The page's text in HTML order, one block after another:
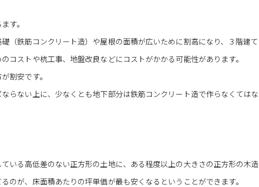
す。
（鉄筋コンクリート造）や屋根の面積が広いために割高になり、３階建て
コストや杭工事、地盤改良などにコストがかかる可能性があります。
割安です。
らない上に、少なくとも地下部分は鉄筋コンクリート造で作らなくてはな
いる高低差のない正方形の土地に、ある程度以上の大きさの正方形の木造
のが、床面積あたりの坪単価が最も安くなるということができます。